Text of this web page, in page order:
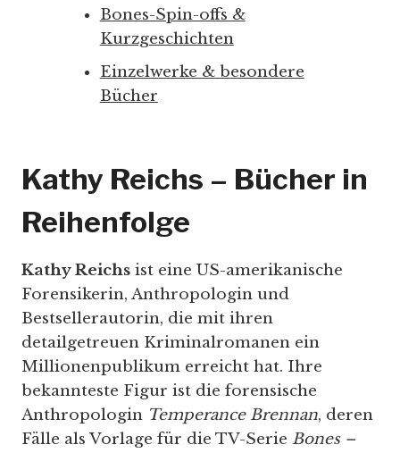
Bones-Spin-offs &
Kurzgeschichten
Einzelwerke & besondere
Bücher
Kathy Reichs – Bücher in
Reihenfolge
Kathy Reichs ist eine US-amerikanische
Forensikerin, Anthropologin und
Bestsellerautorin, die mit ihren
detailgetreuen Kriminalromanen ein
Millionenpublikum erreicht hat. Ihre
bekannteste Figur ist die forensische
Anthropologin Temperance Brennan, deren
Fälle als Vorlage für die TV-Serie Bones –